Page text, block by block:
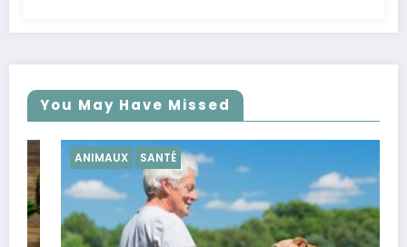
You May Have Missed
ANIMAUX SANTÉ